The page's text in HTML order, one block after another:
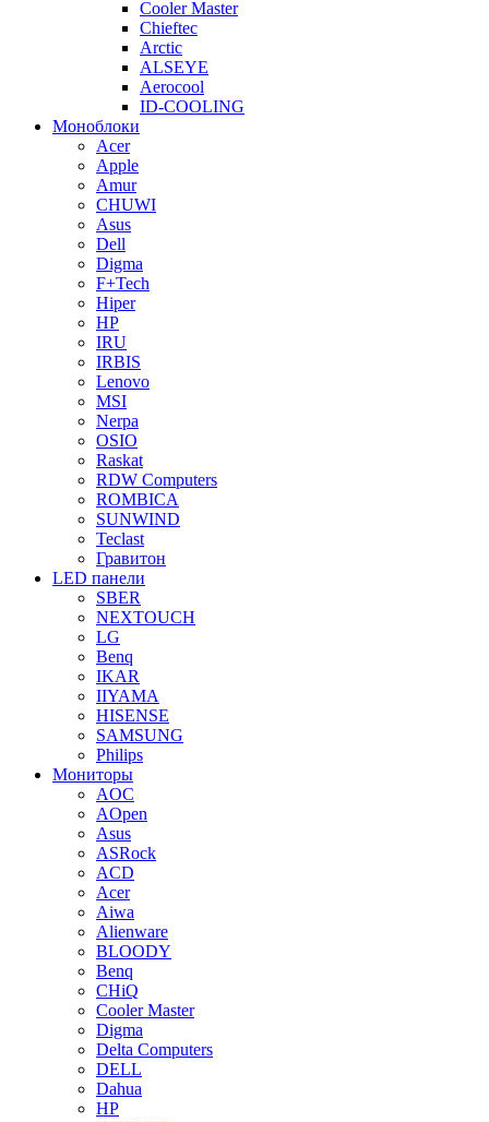
Cooler Master
Chieftec
Arctic
ALSEYE
Aerocool
ID-COOLING
Моноблоки
Acer
Apple
Amur
CHUWI
Asus
Dell
Digma
F+Tech
Hiper
HP
IRU
IRBIS
Lenovo
MSI
Nerpa
OSIO
Raskat
RDW Computers
ROMBICA
SUNWIND
Teclast
Гравитон
LED панели
SBER
NEXTOUCH
LG
Benq
IKAR
IIYAMA
HISENSE
SAMSUNG
Philips
Мониторы
AOC
AOpen
Asus
ASRock
ACD
Acer
Aiwa
Alienware
BLOODY
Benq
CHiQ
Cooler Master
Digma
Delta Computers
DELL
Dahua
HP